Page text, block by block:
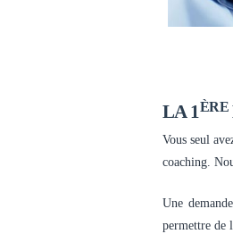
LA 1ÈRE
Vous seul
coaching.
Une
permettre de